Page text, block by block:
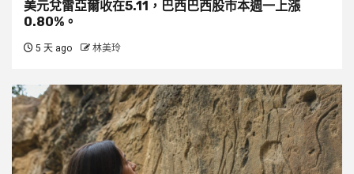
美元兌雷亞爾收在5.11，巴西巴西股市本週一上漲
0.80%。
5 天 ago 林美玲